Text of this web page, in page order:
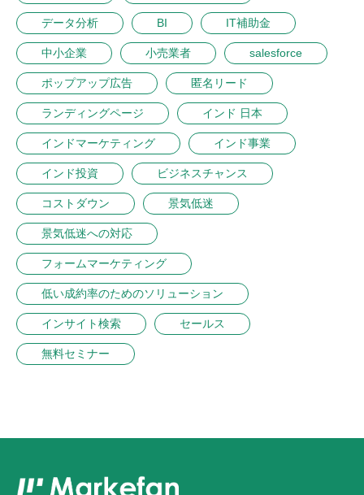
データ分析 BI IT補助金
中小企業 小売業者 salesforce
ポップアップ広告 匿名リード
ランディングページ インド 日本
インドマーケティング インド事業
インド投資 ビジネスチャンス
コストダウン 景気低迷
景気低迷への対応
フォームマーケティング
低い成約率のためのソリューション
インサイト検索 セールス
無料セミナー